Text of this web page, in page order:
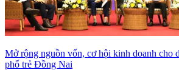
Mở rộng nguồn vốn, cơ hội kinh doanh cho
phố trẻ Đồng Nai